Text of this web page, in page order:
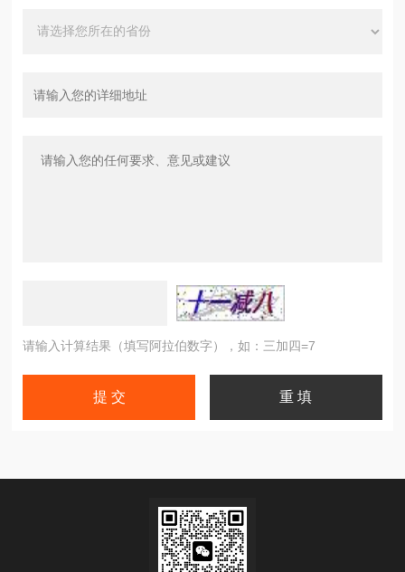
请输入计算结果（填写阿拉伯数字），如：三加四=7